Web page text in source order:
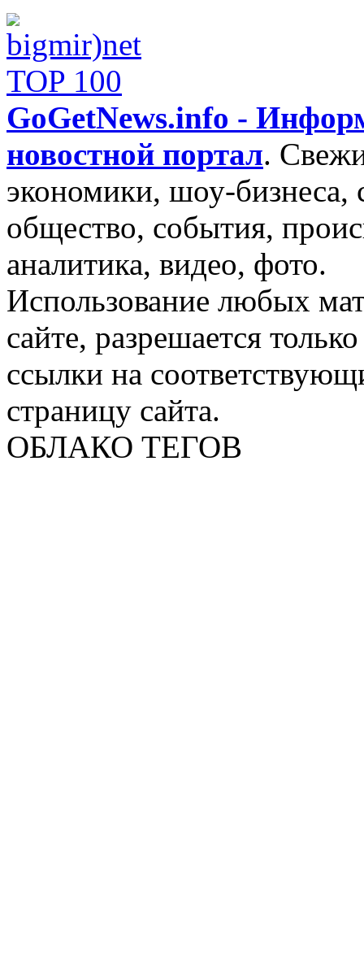
GoGetNews.info -
новостной портал.
экономики, шоу-бизнеса,
общество, события,
аналитика, видео, фото.
Использование любых
сайте, разрешается
ссылки на
страницу сайта.
ОБЛАКО ТЕГОВ